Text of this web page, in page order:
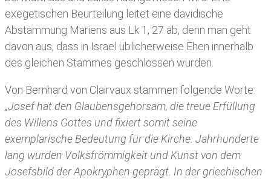
exegetischen Beurteilung leitet eine davidische
Abstammung Mariens aus Lk 1, 27 ab, denn man geht
davon aus, dass in Israel üblicherweise Ehen innerhalb
des gleichen Stammes geschlossen wurden.
Von Bernhard von Clairvaux stammen folgende Worte:
„Josef hat den Glaubensgehorsam, die treue Erfüllung
des Willens Gottes und fixiert somit seine
exemplarische Bedeutung für die Kirche. Jahrhunderte
lang wurden Volksfrömmigkeit und Kunst von dem
Josefsbild der Apokryphen geprägt. In der griechischen